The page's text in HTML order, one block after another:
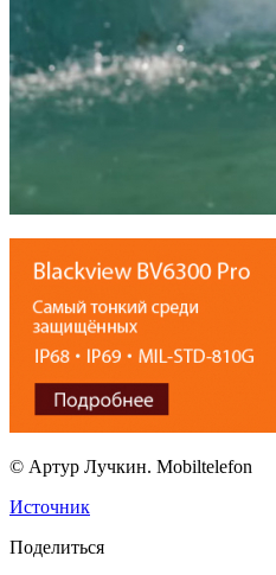
© Артур Лучкин. Mobiltelefon
Источник
Поделиться